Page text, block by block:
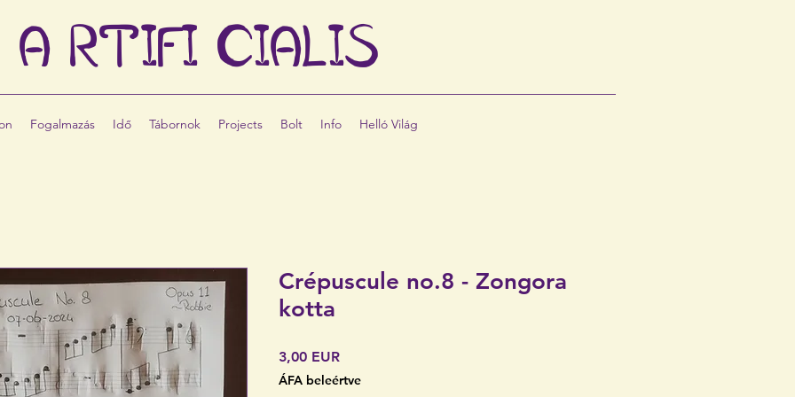
A RTIFI CIALIS
Fogalmazás Idő Tábornok Projects Bolt Info Helló Világ
Crépuscule no.8 - Zongora
kotta
3,00 EURÁr
ÁFA beleértve